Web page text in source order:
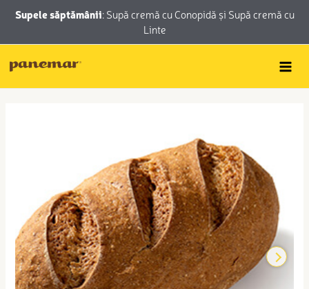
Supele săptămânii:Supă cremă cu Conopidă și Supă cremă cu
Linte